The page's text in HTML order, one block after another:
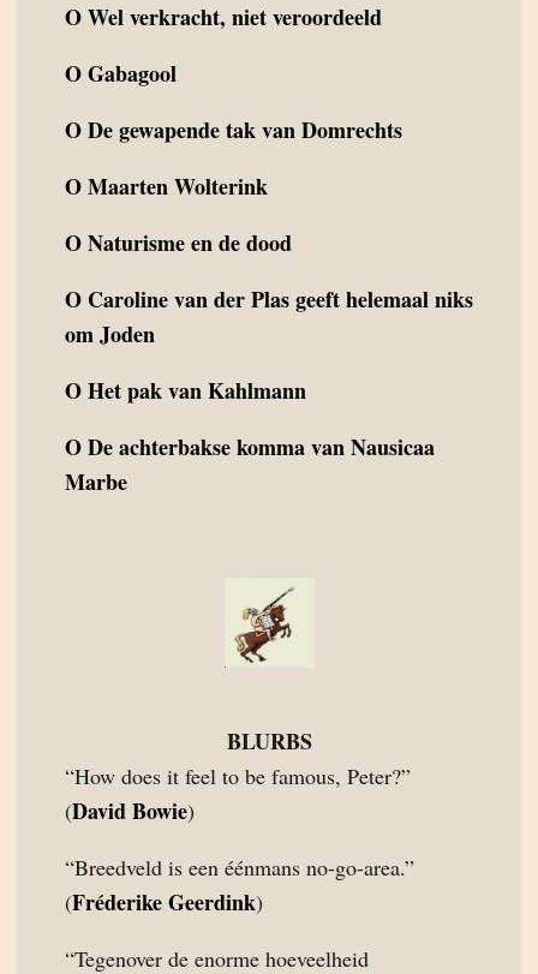
OWel verkracht, niet veroordeeld
OGabagool
ODe gewapende tak van Domrechts
OMaarten Wolterink
ONaturisme en de dood
O Caroline van der Plas geeft helemaal niks
om Joden
OHet pak van Kahlmann
ODe achterbakse komma van Nausicaa
Marbe
BLURBS
“How does it feel to be famous, Peter?”
(David Bowie)
“Breedveld is een éénmans no-go-area.”
(Fréderike Geerdink)
“Tegenover de enorme hoeveelheid